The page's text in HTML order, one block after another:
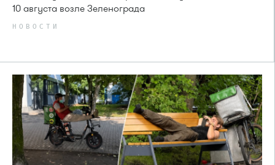
10 августа возле Зеленограда
НОВОСТИ